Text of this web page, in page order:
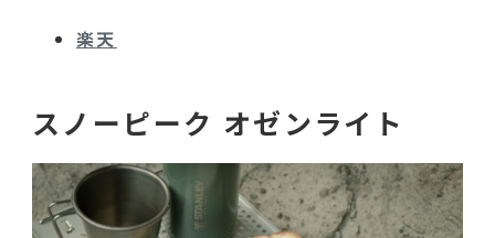
楽天
スノーピーク オゼンライト